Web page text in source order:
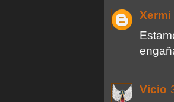
Xermi
Vicio